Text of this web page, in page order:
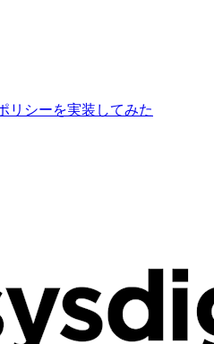
リシーを実装してみた